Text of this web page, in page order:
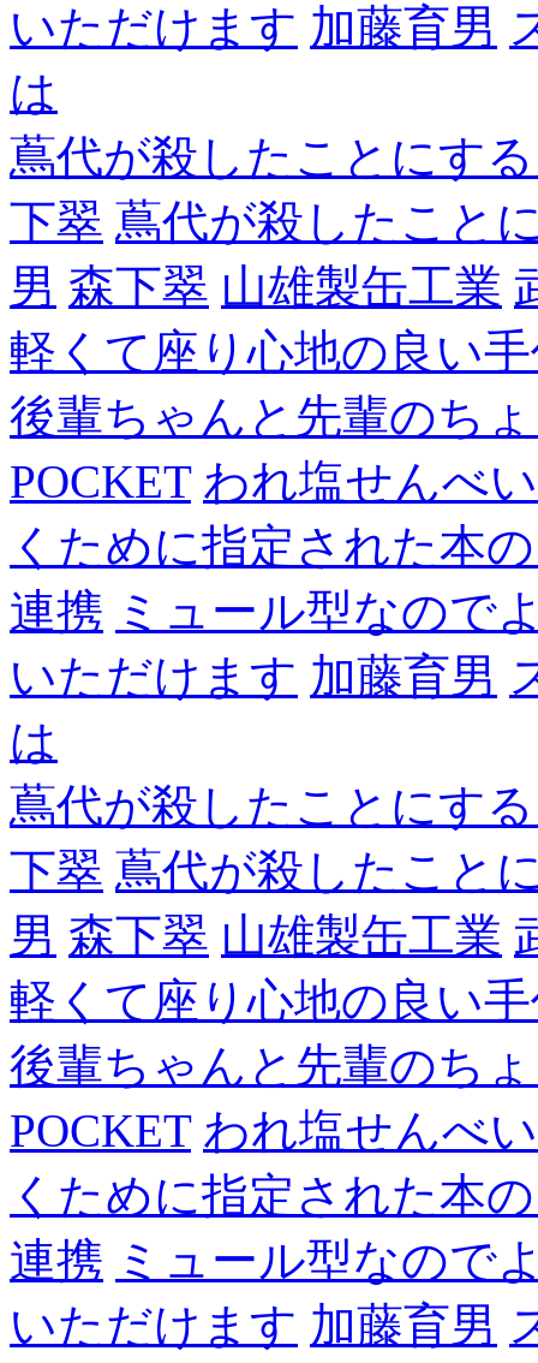
いただけます 加藤育男
は
蔦代が殺したことにす
下翠 蔦代が殺したこと
男 森下翠 山雄製缶工業
軽くて座り心地の良い
後輩ちゃんと先輩のち
POCKET われ塩せんべい
くために指定された本
連携 ミュール型なので
いただけます 加藤育男
は
蔦代が殺したことにす
下翠 蔦代が殺したこと
男 森下翠 山雄製缶工業
軽くて座り心地の良い
後輩ちゃんと先輩のち
POCKET われ塩せんべい
くために指定された本
連携 ミュール型なので
いただけます 加藤育男